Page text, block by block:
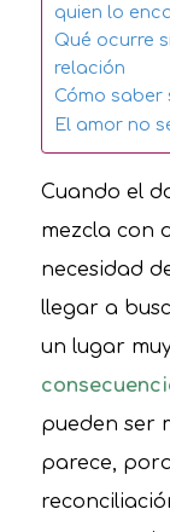
quien lo
Qué ocurre
relación
Cómo saber
El amor no
Cuando el
mezcla con
necesidad
llegar a
un lugar
pueden ser
parece,